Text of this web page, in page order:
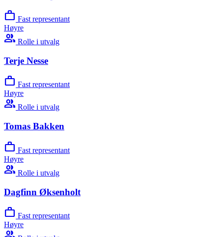
work Fast representant
Høyre
group Rolle i utvalg
Terje Nesse
work Fast representant
Høyre
group Rolle i utvalg
Tomas Bakken
work Fast representant
Høyre
group Rolle i utvalg
Dagfinn Øksenholt
work Fast representant
Høyre